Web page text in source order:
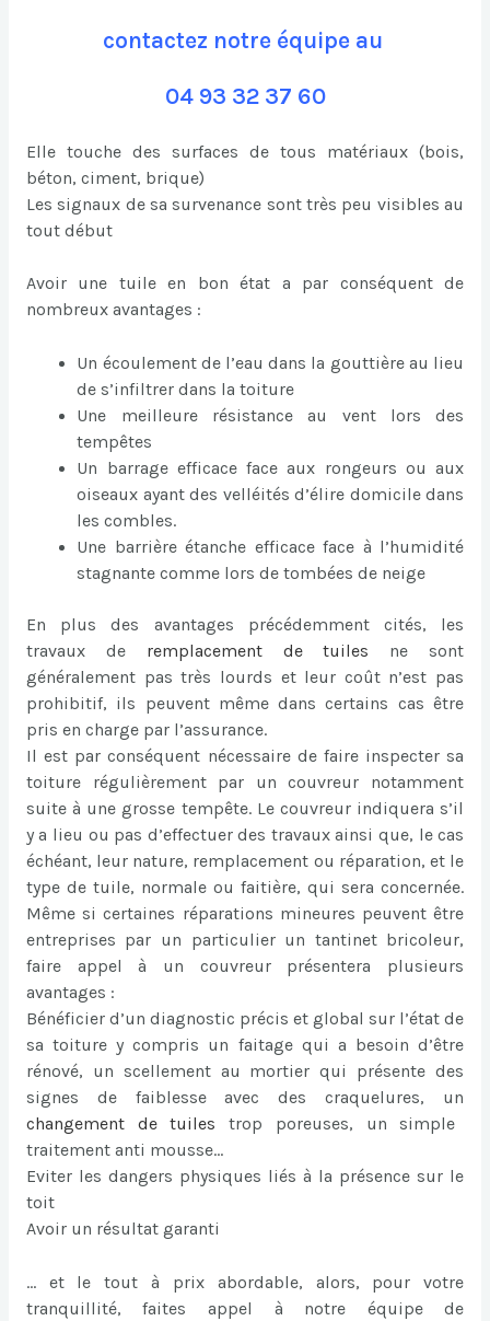
contactez notre équipe au
04 93 32 37 60
Elle touche des surfaces de tous matériaux (bois,
béton, ciment, brique)
Les signaux de sa survenance sont très peu visibles au
tout début
Avoir une tuile en bon état a par conséquent de
nombreux avantages :
Un écoulement de l’eau dans la gouttière au lieu
de s’infiltrer dans la toiture
Une meilleure résistance au vent lors des
tempêtes
Un barrage efficace face aux rongeurs ou aux
oiseaux ayant des velléités d’élire domicile dans
les combles.
Une barrière étanche efficace face à l’humidité
stagnante comme lors de tombées de neige
En plus des avantages précédemment cités, les
travaux de
remplacement de tuiles
ne sont
généralement pas très lourds et leur coût n’est pas
prohibitif, ils peuvent même dans certains cas être
pris en charge par l’assurance.
Il est par conséquent nécessaire de faire inspecter sa
toiture régulièrement par un couvreur notamment
suite à une grosse tempête. Le couvreur indiquera s’il
y a lieu ou pas d’effectuer des travaux ainsi que, le cas
échéant, leur nature, remplacement ou réparation, et le
type de tuile, normale ou faitière, qui sera concernée.
Même si certaines réparations mineures peuvent être
entreprises par un particulier un tantinet bricoleur,
faire appel à un couvreur présentera plusieurs
avantages :
Bénéficier d’un diagnostic précis et global sur l’état de
sa toiture y compris un faitage qui a besoin d’être
rénové, un scellement au mortier qui présente des
signes de faiblesse avec des craquelures, un
changement de tuiles trop poreuses, un simple
traitement anti mousse…
Eviter les dangers physiques liés à la présence sur le
toit
Avoir un résultat garanti
… et le tout à prix abordable, alors, pour votre
tranquillité, faites appel à notre équipe de